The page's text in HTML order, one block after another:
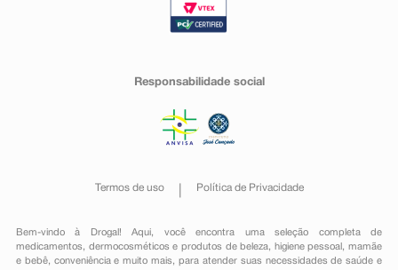
Responsabilidade social
Termos de uso Política de Privacidade
Bem-vindo à Drogal! Aqui, você encontra uma seleção completa de
medicamentos , dermocosméticos e produtos de beleza, higiene pessoal ,mamãe
e bebê, conveniênciae muito mais, para atender suas necessidades de saúde e